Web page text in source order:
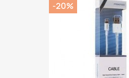
-20%